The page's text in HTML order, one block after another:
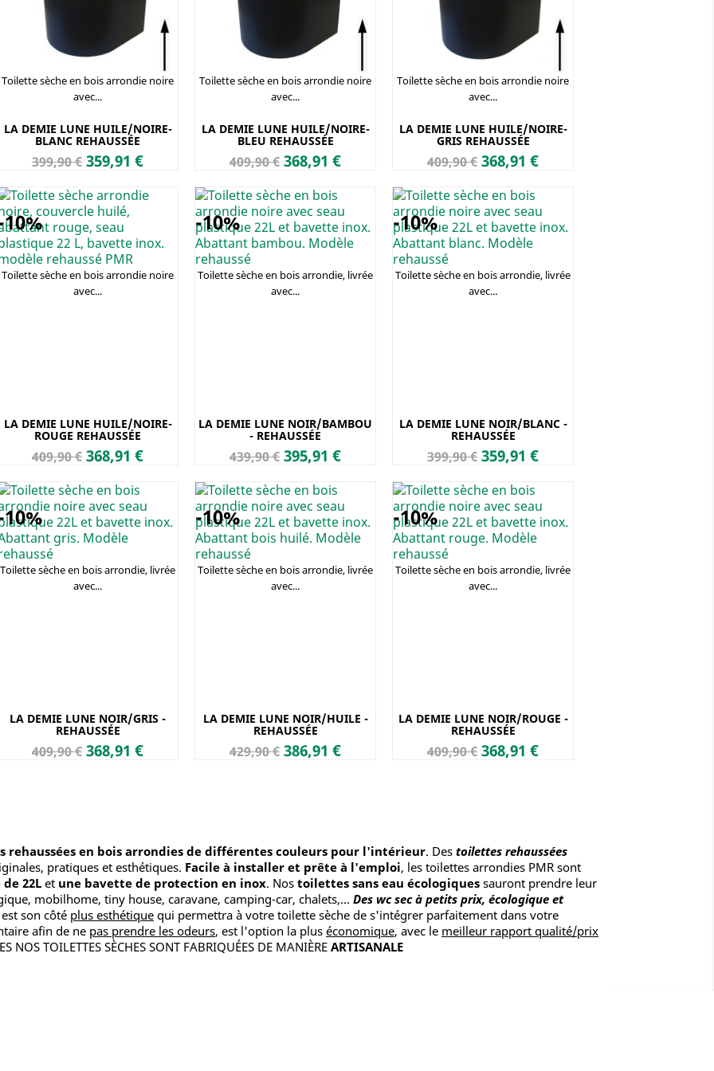
Toilette sèche en bois arrondie noire
avec...
LA DEMIE LUNE HUILE/NOIRE-
BLANC REHAUSSÉE
Prix
base
399,90 € Prix
359,91 €
Toilette sèche en bois arrondie noire
avec...
LA DEMIE LUNE HUILE/NOIRE-
BLEU REHAUSSÉE
Prix
base
409,90 € Prix
368,91 €
Toilette sèche en bois arrondie noire
avec...
LA DEMIE LUNE HUILE/NOIRE-
GRIS REHAUSSÉE
Prix
base
409,90 € Prix
368,91 €
Toilette sèche en bois arrondie noire
avec...
LA DEMIE LUNE HUILE/NOIRE-
ROUGE REHAUSSÉE
Prix
base
409,90 € Prix
368,91 €
Toilette sèche en bois arrondie, livrée
avec...
LA DEMIE LUNE NOIR/BAMBOU
- REHAUSSÉE
Prix
base
439,90 €
-10%
Prix
395,91 €
Toilette sèche en bois arrondie, livrée
avec...
LA DEMIE LUNE NOIR/BLANC -
REHAUSSÉE
Prix
base
399,90 €
-10%
Prix
359,91 €
Toilette sèche en bois arrondie, livrée
avec...
LA DEMIE LUNE NOIR/GRIS -
REHAUSSÉE
Prix
409,90 € Prix
368,91 €
Toilette sèche en bois arrondie, livrée
avec...
LA DEMIE LUNE NOIR/HUILE -
REHAUSSÉE
Prix
429,90 €
-10%
Prix
386,91 €
Toilette sèche en bois arrondie, livrée
avec...
LA DEMIE LUNE NOIR/ROUGE -
REHAUSSÉE
Prix
409,90 €
-10%
Prix
368,91 €
rehaussées en bois arrondies de différentes couleurs pour l'intérieur. Des toilettes rehaussées
pratiques et esthétiques. Facile à installer et prête à l'emploi, les toilettes arrondies PMR sont
22L et une bavette de protection en inox. Nos toilettes sans eau écologiques sauront prendre leur
mobilhome, tiny house, caravane, camping-car, chalets,... Des wc sec à petits prix, écologique et
son côté plus esthétique qui permettra à votre toilette sèche de s'intégrer parfaitement dans votre
afin de ne pas prendre les odeurs, est l'option la plus économique, avec le meilleur rapport qualité/prix
TOILETTES SÈCHES SONT FABRIQUÉES DE MANIÈRE ARTISANALE